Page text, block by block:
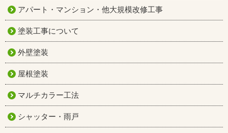
アパート・マンション・他大規模改修工事
塗装工事について
外壁塗装
屋根塗装
マルチカラー工法
シャッター・雨戸